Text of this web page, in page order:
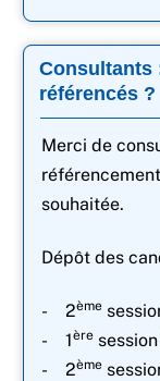
Consultants
référencés ?
Merci de
souhaitée.
Dépôt des
- 2ème
- 1ère
- 2ème